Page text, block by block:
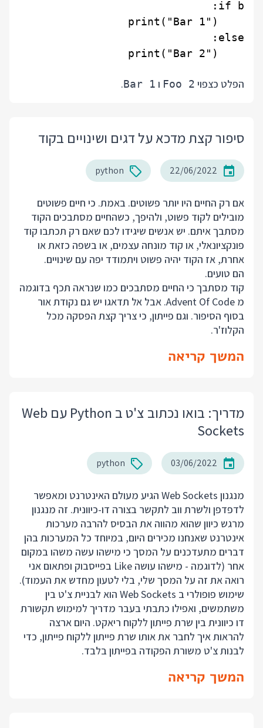
הפלט כצפוי Foo 2 ו Bar 1
.
סיפור קצת מדכא על דגים ושינויים בקוד
22/06/2022
python
אם רק החיים היו יותר פשוטים. באמת. כי חיים פשוטים
מובילים לקוד פשוט, ולהיפך, כשהחיים מסתבכים הקוד
מסתבך איתם. יש אנשים שיגידו לכם שאם רק תכתבו קוד
פונקציונאלי, או קוד מונחה עצמים, או בשפה כזאת או
אחרת, אז הקוד יהיה פשוט ויתמודד יפה עם שינויים.
הם טועים.
קוד מסתבך כי החיים מסתבכים כמו שנראה תכף בדוגמה
מ Advent Of Code. אבל אל תדאגו יש גם נקודת אור
בסוף הסיפור. וגם פייתון, כי צריך קצת הפסקה מכל
הקלוז'ר.
המשך קריאה
מדריך: בואו נכתוב צ'ט ב Python עם Web
Sockets
03/06/2022
python
מנגנון Web Sockets הגיע מעולם האינטרנט ומאפשר
לדפדפן ולשרת ווב לתקשר בצורה דו-כיוונית. זה מנגנון
מרגש כיוון שהוא מהווה את הבסיס להרבה מערכות
אינטרנט שאנחנו מכירים היום, במיוחד כל המערכות בהן
דברים מתעדכנים על המסך כי מישהו עשה משהו במקום
אחר (לדוגמה - מישהו עושה Like בפייסבוק ופתאום אני
רואה את זה על המסך שלי, בלי לטעון מחדש את העמוד).
שימוש פופולרי ב Web Sockets הוא לבניית צ'ט בין
משתמשים, ואפילו כתבתי בעבר מדריך למימוש תקשורת
דו כיוונית בין שרת פייתון ללקוח ריאקט. היום ארצה
להראות איך לחבר את אותו שרת פייתון ללקוח פייתון, כדי
לבנות צ'ט משורת הפקודה בפייתון בלבד.
המשך קריאה